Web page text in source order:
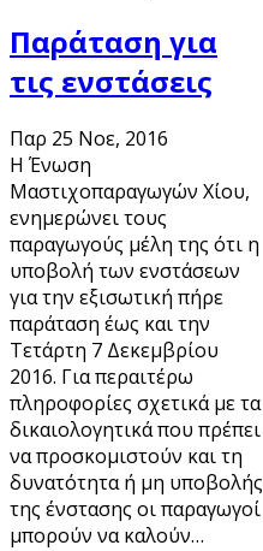
Παράταση για
τις ενστάσεις
Παρ 25 Νοε, 2016
Η Ένωση
Μαστιχοπαραγωγών Χίου,
ενημερώνει τους
παραγωγούς μέλη της ότι η
υποβολή των ενστάσεων
για την εξισωτική πήρε
παράταση έως και την
Τετάρτη 7 Δεκεμβρίου
2016. Για περαιτέρω
πληροφορίες σχετικά με τα
δικαιολογητικά που πρέπει
να προσκομιστούν και τη
δυνατότητα ή μη υποβολής
της ένστασης οι παραγωγοί
μπορούν να καλούν…